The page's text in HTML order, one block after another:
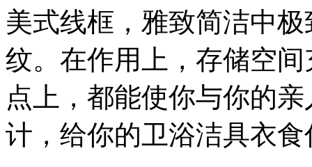
美式线框，雅致简洁中
纹。在作用上，存储空
点上，都能使你与你的
计，给你的卫浴洁具衣